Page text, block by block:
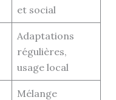
et social
Adaptations
régulières,
usage local
Mélange